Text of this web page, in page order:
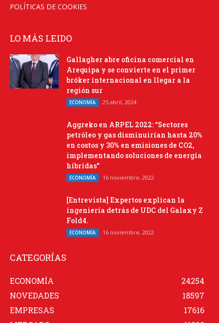
POLÍTICAS DE COOKIES
LO MÁS LEIDO
Gallagher abre oficina comercial en
Arequipa y se convierte en el primer
bróker internacional en llegar a la
región sur
ECONOMÍA 25 abril, 2024
Aggreko en ARPEL 2022: “Sectores
petróleo y gas disminuirían hasta 20%
en costos y 30% en emisiones de CO2,
implementando soluciones de energía
híbridas”
ECONOMÍA 16 noviembre, 2022
[Entrevista] Expertos explican la
ingeniería detrás de UDC del Galaxy Z
Fold4.
ECONOMÍA 16 noviembre, 2022
CATEGORÍAS
ECONOMÍA
24254
NOVEDADES
18597
EMPRESAS
17616